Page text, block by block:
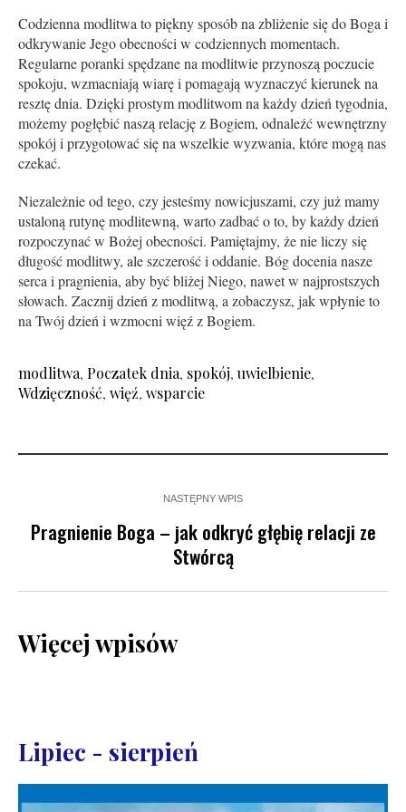
Codzienna modlitwa to piękny sposób na zbliżenie się do Boga i
odkrywanie Jego obecności w codziennych momentach.
Regularne poranki spędzane na modlitwie przynoszą poczucie
spokoju, wzmacniają wiarę i pomagają wyznaczyć kierunek na
resztę dnia. Dzięki prostym modlitwom na każdy dzień tygodnia,
możemy pogłębić naszą relację z Bogiem, odnaleźć wewnętrzny
spokój i przygotować się na wszelkie wyzwania, które mogą nas
czekać.
Niezależnie od tego, czy jesteśmy nowicjuszami, czy już mamy
ustaloną rutynę modlitewną, warto zadbać o to, by każdy dzień
rozpoczynać w Bożej obecności. Pamiętajmy, że nie liczy się
długość modlitwy, ale szczerość i oddanie. Bóg docenia nasze
serca i pragnienia, aby być bliżej Niego, nawet w najprostszych
słowach. Zacznij dzień z modlitwą, a zobaczysz, jak wpłynie to
na Twój dzień i wzmocni więź z Bogiem.
modlitwa, Poczatek dnia, spokój, uwielbienie,
Wdzięczność, więź, wsparcie
NASTĘPNY WPIS
Pragnienie Boga – jak odkryć głębię relacji ze
Stwórcą
Więcej wpisów
Lipiec - sierpień